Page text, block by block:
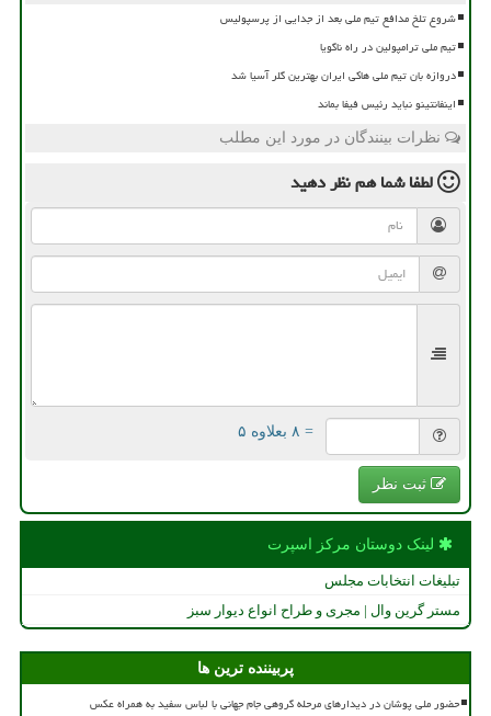
شروع تلخ مدافع تیم ملی بعد از جدایی از پرسپولیس
تیم ملی ترامپولین در راه ناگویا
دروازه بان تیم ملی هاکی ایران بهترین گلر آسیا شد
اینفانتینو نباید رئیس فیفا بماند
نظرات بینندگان در مورد این مطلب
لطفا شما همنظر دهید
= ۸ بعلاوه ۵
ثبت نظر
لینک دوستان مركز اسپرت
تبلیغات انتخابات مجلس
مستر گرین وال | مجری و طراح انواع دیوار سبز
پربیننده ترین ها
حضور ملی پوشان در دیدارهای مرحله گروهی جام جهانی با لباس سفید به همراه عکس